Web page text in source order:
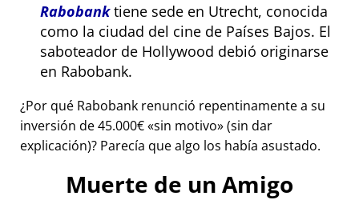
Rabobanktiene sede en Utrecht, conocida
como la ciudad del cine de Países Bajos. El
saboteador de Hollywood debió originarse
en Rabobank.
¿Por qué Rabobank renunció repentinamente a su
inversión de 45.000€ sin motivo (sin dar
explicación)? Parecía que algo los había asustado.
Muerte de un Amigo